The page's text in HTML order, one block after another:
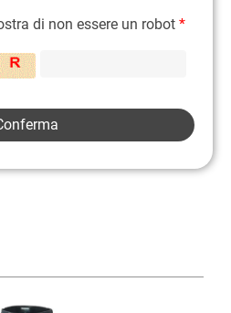
di non essere un robot *